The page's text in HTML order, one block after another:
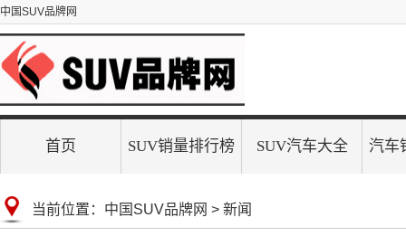
中国SUV品牌网
首页 SUV销量排行榜 SUV汽车大全 汽车
当前位置： 中国SUV品牌网 > 新闻